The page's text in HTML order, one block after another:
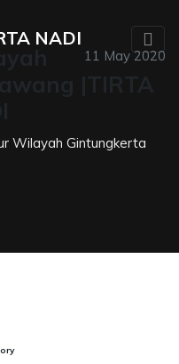
NADI
11 May 2020
Wilayah Gintungkerta